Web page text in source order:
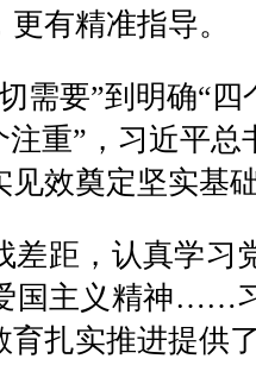
有精准指导。
要”到明确“四
注重”，习近平
见效奠定坚实基
距，认真学习
国主义精神……
育扎实推进提供